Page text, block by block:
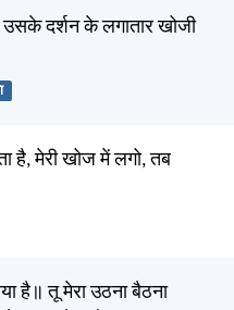
उसके दर्शन के लगातार खोजी
है, मेरी खोज में लगो, तब
है॥ तू मेरा उठना बैठना